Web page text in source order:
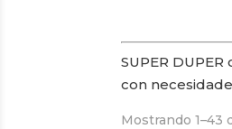
SUPER
con
Mostrando 1–43